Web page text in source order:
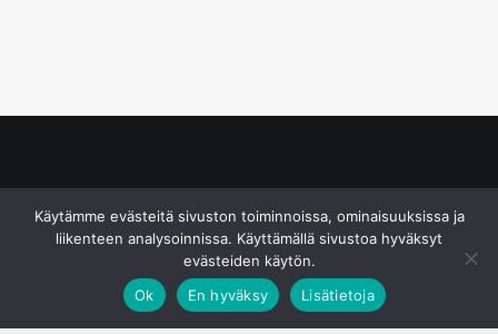
Käytämme evästeitä sivuston toiminnoissa, ominaisuuksissa ja
liikenteen analysoinnissa. Käyttämällä sivustoa hyväksyt
evästeiden käytön.
Ok
En hyväksy Lisätietoja